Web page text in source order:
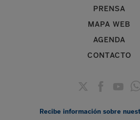
PRENSA
MAPA WEB
AGENDA
CONTACTO
Recibe información sobre